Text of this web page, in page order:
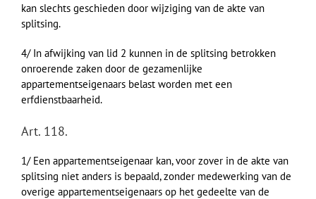
kan slechts geschieden door wijziging van de akte van
splitsing.
4/ In afwijking van lid 2 kunnen in de splitsing betrokken
onroerende zaken door de gezamenlijke
appartementseigenaars belast worden met een
erfdienstbaarheid.
Art. 118.
1/ Een appartementseigenaar kan, voor zover in de akte van
splitsing niet anders is bepaald, zonder medewerking van de
overige appartementseigenaars op het gedeelte van de